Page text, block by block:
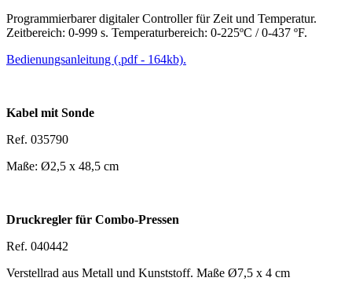
Programmierbarer digitaler Controller für Zeit und Temperatur.
Zeitbereich: 0-999 s. Temperaturbereich: 0-225ºC /0-437 ºF.
Bedienungsanleitung (.pdf - 164kb).
Kabel mit Sonde
Ref. 035790
Maße: Ø2,5 x 48,5 cm
Druckregler für Combo-Pressen
Ref. 040442
Verstellrad aus Metall und Kunststoff. Maße Ø7,5 x 4 cm